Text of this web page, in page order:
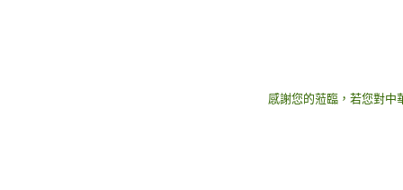
感謝您的蒞臨，若您對中